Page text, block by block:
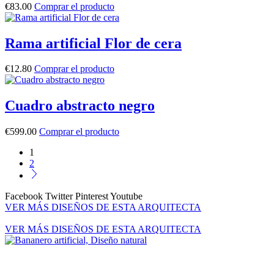
€83.00 Comprar el producto
Rama artificial Flor de cera
€12.80 Comprar el producto
Cuadro abstracto negro
€599.00 Comprar el producto
1
2
Facebook Twitter PinterestYoutube
VER MÁS DISEÑOS DE ESTA ARQUITECTA
VER MÁS DISEÑOS DE ESTA ARQUITECTA